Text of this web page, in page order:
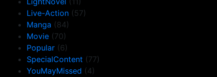
Live-Action (57)
Manga (84)
Movie (70)
Popular (6)
SpecialContent (77)
YouMayMissed (4)